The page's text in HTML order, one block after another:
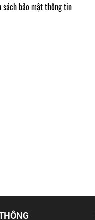
sách bảo mật thông tin